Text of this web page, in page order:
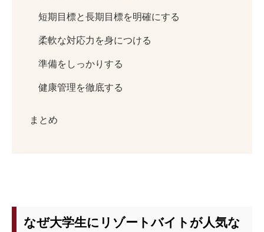
短期目標と長期目標を明確にする
柔軟な対応力を身につける
準備をしっかりする
健康管理を徹底する
まとめ
なぜ大学生にリゾートバイトが人気な